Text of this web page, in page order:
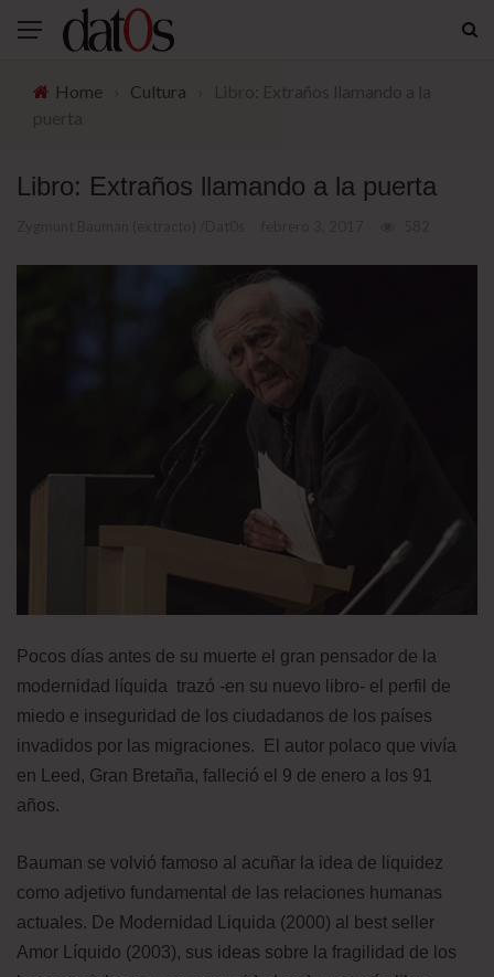
Home Cultura
Libro: Extraños llamando a la puerta
Pocos días antes de su muerte el gran pensador de la
modernidad líquida trazó -en su nuevo libro- el perfil de
miedo e inseguridad de los ciudadanos de los países
invadidos por las migraciones. El autor polaco que vivía
en Leed, Gran Bretaña, falleció el 9 de enero a los 91
años.
Bauman se volvió famoso al acuñar la idea de liquidez
como adjetivo fundamental de las relaciones humanas
actuales. De Modernidad Liquida (2000) al best seller
Amor Líquido (2003), sus ideas sobre la fragilidad de los